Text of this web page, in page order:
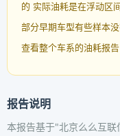
的 实际油耗是在浮动区
部分早期车型有些样本
查看整个车系的油耗报
报告说明
本报告基于"北京么么互